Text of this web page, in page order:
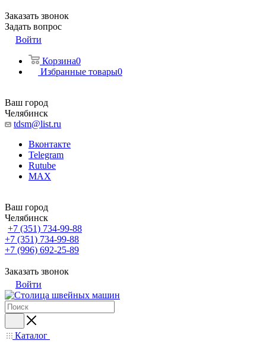
Заказать звонок
Задать вопрос
Войти
Корзина0
Избранные товары0
Ваш город
Челябинск
tdsm@list.ru
Вконтакте
Telegram
Rutube
MAX
Ваш город
Челябинск
+7 (351) 734-99-88
+7 (351) 734-99-88
+7 (996) 692-25-89
Заказать звонок
Войти
Каталог